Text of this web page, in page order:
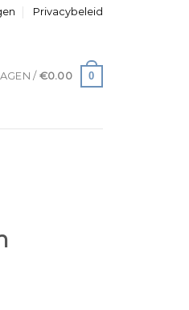
Privacybeleid
/ €0.00 0